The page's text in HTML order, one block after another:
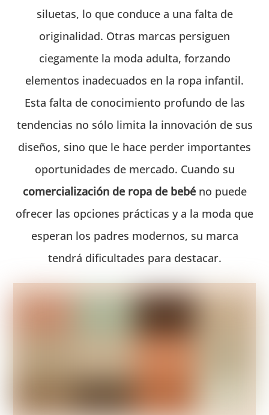
siluetas, lo que conduce a una falta de
originalidad. Otras marcas persiguen
ciegamente la moda adulta, forzando
elementos inadecuados en la ropa infantil.
Esta falta de conocimiento profundo de las
tendencias no sólo limita la innovación de sus
diseños, sino que le hace perder importantes
oportunidades de mercado. Cuando su
comercialización de ropa de bebéno puede
ofrecer las opciones prácticas y a la moda que
esperan los padres modernos, su marca
tendrá dificultades para destacar.